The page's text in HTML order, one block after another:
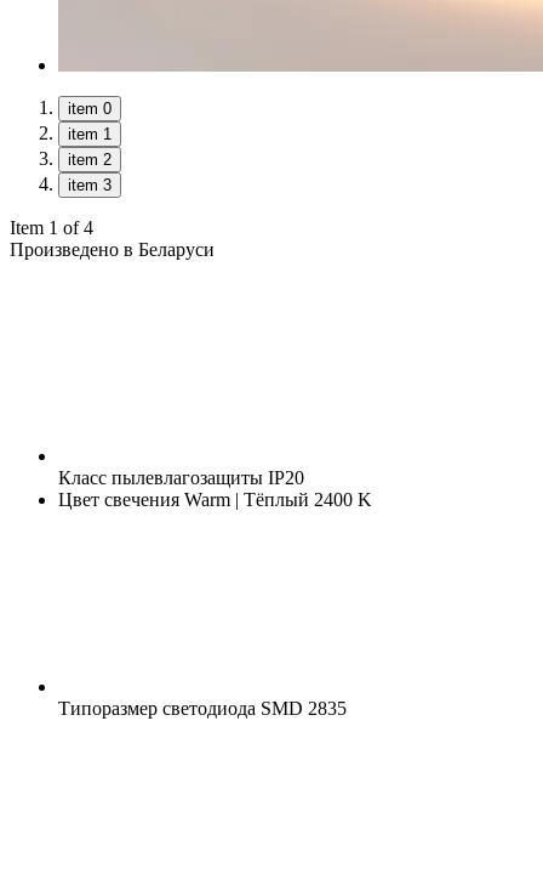
item 0
item 1
item 2
item 3
Item 1 of 4
Произведено в Беларуси
Класс пылевлагозащиты IP20
Цвет свечения Warm | Тёплый 2400 K
Типоразмер светодиода SMD 2835